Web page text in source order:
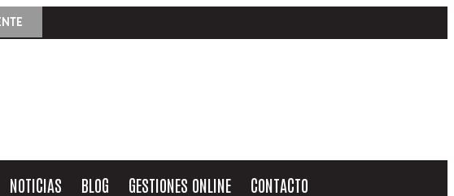
NOTICIAS BLOG GESTIONES ONLINE CONTACTO